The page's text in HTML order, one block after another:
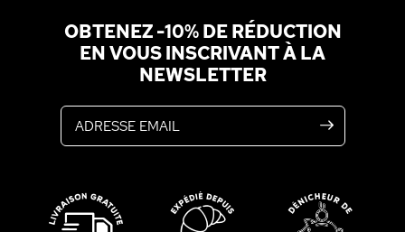
OBTENEZ -10% DE RÉDUCTION
EN VOUS INSCRIVANT À LA
NEWSLETTER